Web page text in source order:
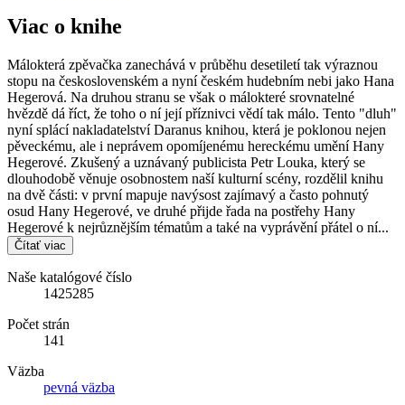
Viac o knihe
Málokterá zpěvačka zanechává v průběhu desetiletí tak výraznou
stopu na československém a nyní českém hudebním nebi jako Hana
Hegerová. Na druhou stranu se však o málokteré srovnatelné
hvězdě dá říct, že toho o ní její příznivci vědí tak málo. Tento "dluh"
nyní splácí nakladatelství Daranus knihou, která je poklonou nejen
pěveckému, ale i neprávem opomíjenému hereckému umění Hany
Hegerové. Zkušený a uznávaný publicista Petr Louka, který se
dlouhodobě věnuje osobnostem naší kulturní scény, rozdělil knihu
na dvě části: v první mapuje navýsost zajímavý a často pohnutý
osud Hany Hegerové, ve druhé přijde řada na postřehy Hany
Hegerové k nejrůznějším tématům a také na vyprávění přátel o ní...
Čítať viac
Naše katalógové číslo
1425285
Počet strán
141
Väzba
pevná väzba